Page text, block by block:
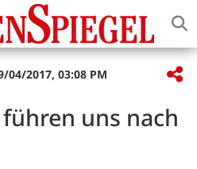
04/2017, 03:08 PM
uns nach